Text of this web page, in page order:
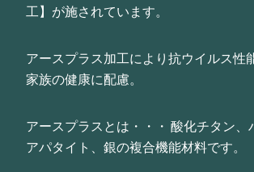
工】が施されています。
アースプラス加工により抗ウイルス性
家族の健康に配慮。
アースプラスとは・・・ 酸化チタン、
アパタイト、銀の複合機能材料です。